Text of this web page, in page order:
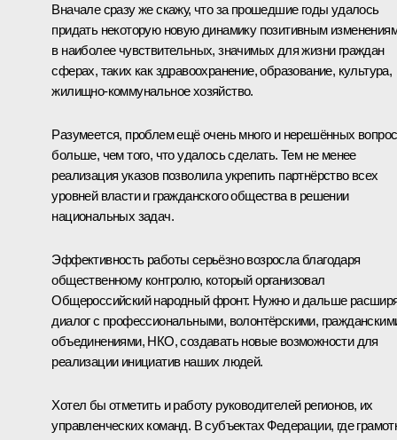
Вначале сразу же скажу, что за прошедшие годы удалось
придать некоторую новую динамику позитивным
в наиболее чувствительных, значимых для жизни граждан
сферах, таких как здравоохранение, образование, культура,
жилищно-коммунальное хозяйство.
Разумеется, проблем ещё очень много и нерешённых
больше, чем того, что удалось сделать. Тем не менее
реализация указов позволила укрепить партнёрство всех
уровней власти и гражданского общества в решении
национальных задач.
Эффективность работы серьёзно возросла благодаря
общественному контролю, который организовал
Общероссийский народный фронт. Нужно и дальше
диалог с профессиональными, волонтёрскими,
объединениями, НКО, создавать новые возможности для
реализации инициатив наших людей.
Хотел бы отметить и работу руководителей регионов, их
управленческих команд. В субъектах Федерации, где